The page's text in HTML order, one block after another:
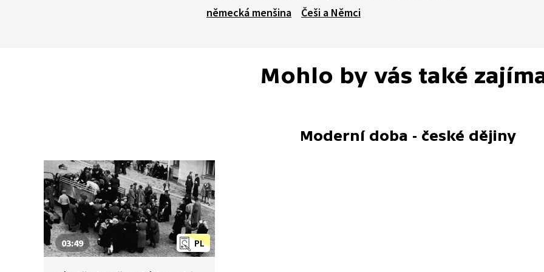
německá menšina
Češi a Němci
Mohlo by vás také
Moderní doba - české dějiny
PL
03:49